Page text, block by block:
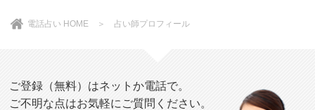
電話占い HOME ＞ 占い師プロフィール
ご登録（無料）はネットか電話で。
ご不明な点はお気軽にご質問ください。